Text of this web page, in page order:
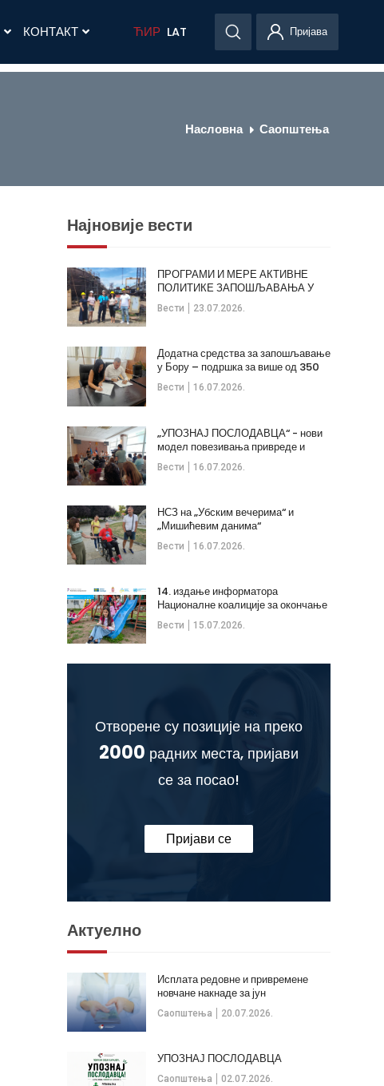
КОНТАКТ ЋИР LAT Пријава
Насловна Саопштења
Најновије вести
Вести 23.07.2026.
ПРОГРАМИ И МЕРЕ АКТИВНЕ
ПОЛИТИКЕ ЗАПОШЉАВАЊА У
ОПШТИНИ КЛАДОВО
Вести 16.07.2026.
Додатна средства за запошљавање
у Бору – подршка за више од 350
незапослених
Вести 16.07.2026.
„УПОЗНАЈ ПОСЛОДАВЦА“ - нови
модел повезивања привреде и
стручних кадрова
Вести 16.07.2026.
НСЗ на „Убским вечерима“ и
„Мишићевим данима“
Вести 15.07.2026.
14. издање информатора
Националне коалиције за окончање
дечијих бракова
Отворене су позиције на преко
2000 радних места, пријави
се за посао!
Пријави се
Актуелно
Саопштења 20.07.2026.
Исплата редовне и привремене
новчане накнаде за јун
Саопштења 02.07.2026.
УПОЗНАЈ ПОСЛОДАВЦА